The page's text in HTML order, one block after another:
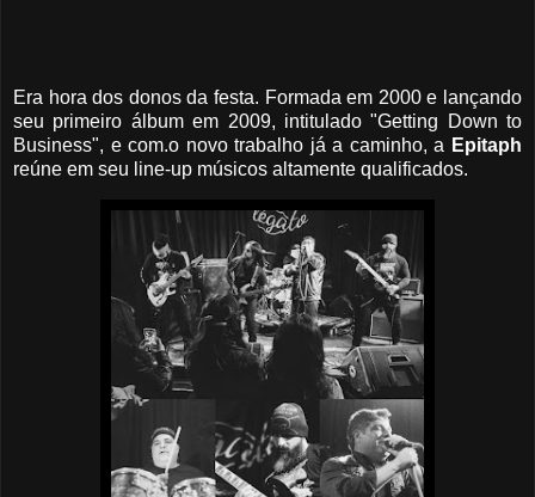
Era hora dos donos da festa. Formada em 2000 e lançando
seu primeiro álbum em 2009, intitulado "Getting Down to
Business", e com.o novo trabalho já a caminho, a Epitaph
reúne em seu line-up músicos altamente qualificados.